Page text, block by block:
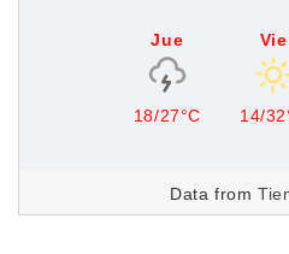
Jue
18/27°C
Vie
14/
Data from